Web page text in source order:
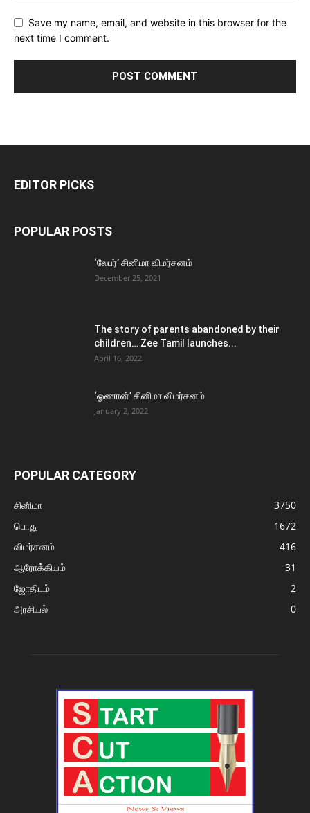
Save my name, email, and website in this browser for the
next time I comment.
EDITOR PICKS
POPULAR POSTS
‘லேபர்’ சினிமா விமர்சனம்
December 25, 2021
The story of parents abandoned by their
children… Zee Tamil launches...
April 16, 2022
‘ஓணான்’ சினிமா விமர்சனம்
January 2, 2022
POPULAR CATEGORY
சினிமா
3750
பொது
1672
விமர்சனம்
416
ஆரோக்கியம்
31
ஜோதிடம்
2
அரசியல்
0